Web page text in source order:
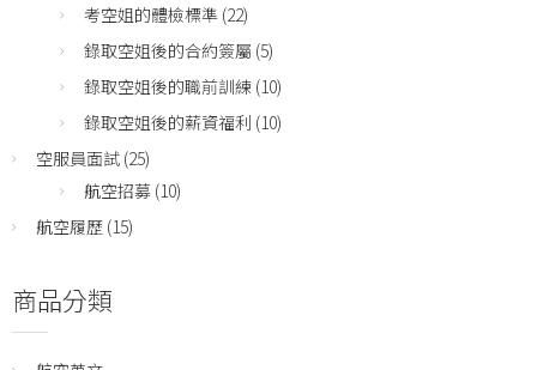
考空姐的體檢標準 (22)
錄取空姐後的合約簽屬 (5)
錄取空姐後的職前訓練 (10)
錄取空姐後的薪資福利 (10)
空服員面試 (25)
航空招募 (10)
航空履歷 (15)
商品分類